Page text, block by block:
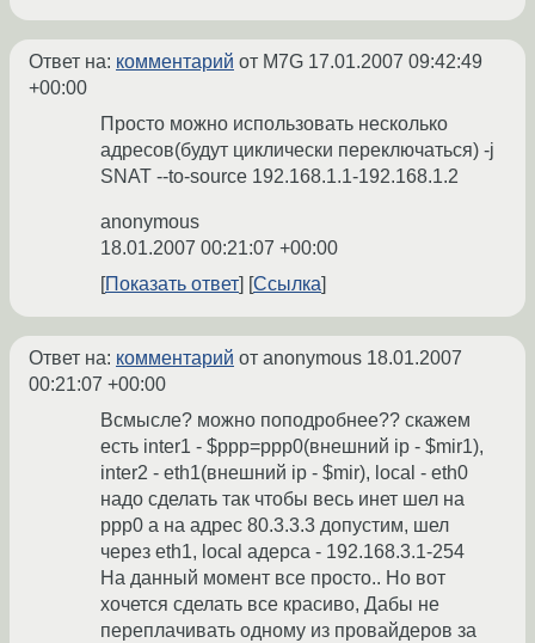
Ответ на: комментарий от M7G 17.01.2007 09:42:49
+00:00
Просто можно использовать несколько
адресов(будут циклически переключаться) -j
SNAT --to-source 192.168.1.1-192.168.1.2
anonymous
18.01.2007 00:21:07 +00:00
Показать ответ
Ссылка
Ответ на: комментарий от anonymous 18.01.2007
00:21:07 +00:00
Всмысле? можно поподробнее?? скажем
есть inter1 - $ppp=ppp0(внешний ip - $mir1),
inter2 - eth1(внешний ip - $mir), local - eth0
надо сделать так чтобы весь инет шел на
ppp0 а на адрес 80.3.3.3 допустим, шел
через eth1, local адерса - 192.168.3.1-254
На данный момент все просто.. Но вот
хочется сделать все красиво, Дабы не
переплачивать одному из провайдеров за